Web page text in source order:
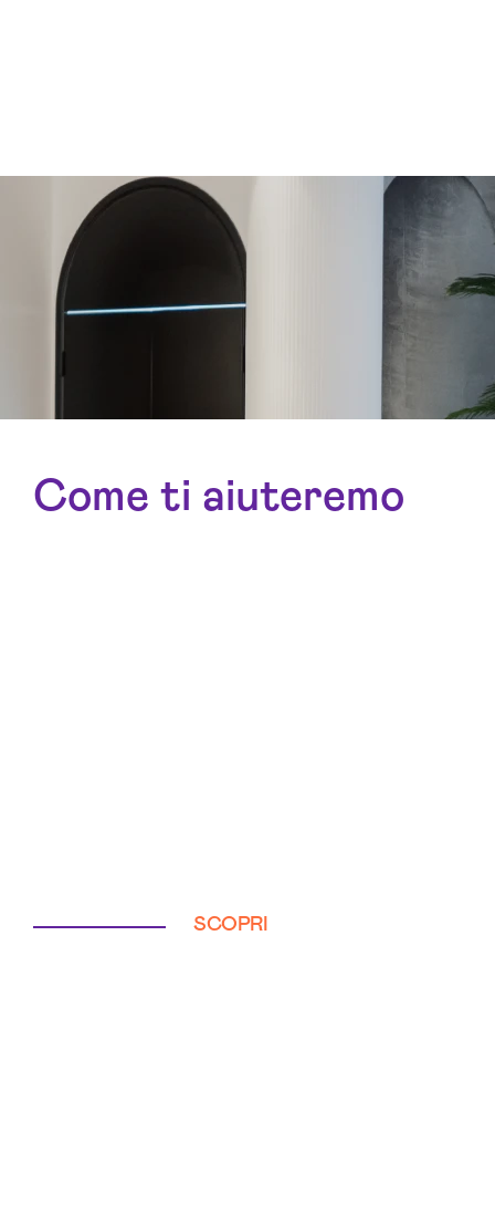
Come ti aiuteremo
SCOPRI